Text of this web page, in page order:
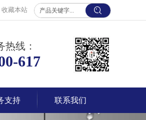
热线：
617
收藏本站
支持 联系我们